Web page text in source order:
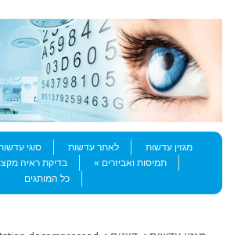
Menu
Skip to content
מגזין עדשות
לאתר עדשות סוגי
תמיסות ואביזרים
בדיקת ראיה
כל המותגים